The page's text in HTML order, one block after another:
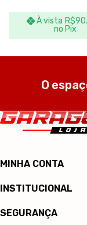
À vista R$
no Pix
O
MINHA CONTA
INSTITUCIONAL
SEGURANÇA